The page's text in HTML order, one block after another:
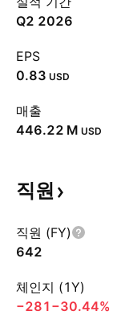
Q2 2026
EPS
0.83 USD
매출
‪446.22 M‬ USD
직원
직원 (FY)
642
체인지 (1Y)
−281 −30.44%